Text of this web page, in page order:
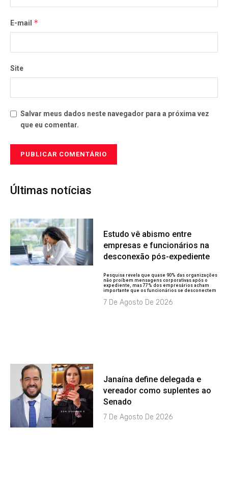
E-mail *
Site
Salvar meus dados neste navegador para a próxima vez
que eu comentar.
Últimas notícias
Estudo vê abismo entre
empresas e funcionários na
desconexão pós-expediente
Pesquisa revela que quase 90% das organizações
não proíbem mensagens corporativas após o
expediente, mas 77% dos empresários acham
importante que os funcionários se desconectem
7 De Agosto De 2026
Janaína define delegada e
vereador como suplentes ao
Senado
7 De Agosto De 2026